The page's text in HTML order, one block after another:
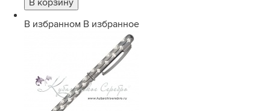
В избранном В избранное